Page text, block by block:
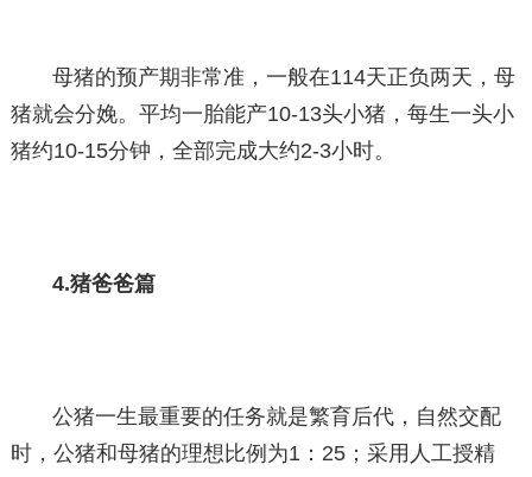
母猪的预产期非常准，一般在114天正负两天，母
猪就会分娩。平均一胎能产10-13头小猪，每生一头小
猪约10-15分钟，全部完成大约2-3小时。
4.猪爸爸篇
公猪一生最重要的任务就是繁育后代，自然交配
时，公猪和母猪的理想比例为1：25；采用人工授精